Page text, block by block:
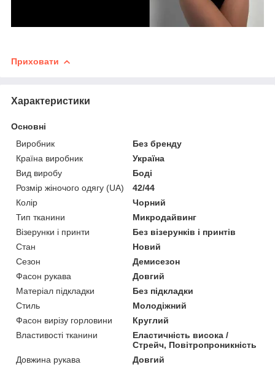
Приховати
Характеристики
Основні
Виробник
Без бренду
Країна виробник
Україна
Вид виробу
Боді
Розмір жіночого одягу (UA)
42/44
Колір
Чорний
Тип тканини
Микродайвинг
Візерунки і принти
Без візерунків і принтів
Стан
Новий
Сезон
Демисезон
Фасон рукава
Довгий
Матеріал підкладки
Без підкладки
Стиль
Молодіжний
Фасон вирізу горловини
Круглий
Властивості тканини
Еластичність висока /
Стрейч, Повітропроникність
Довжина рукава
Довгий